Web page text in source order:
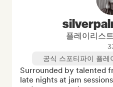
플레이리스
공식 스포티파이 플레
Surrounded by talented
late nights at jam